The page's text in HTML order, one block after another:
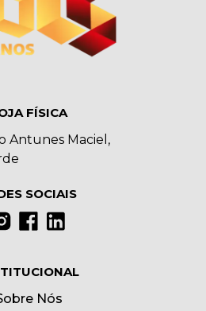
FÍSICA
Antunes Maciel,
SOCIAIS
Nós